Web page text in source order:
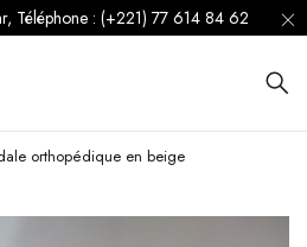
Téléphone : (+221) 77 614 84 62
orthopédique en beige